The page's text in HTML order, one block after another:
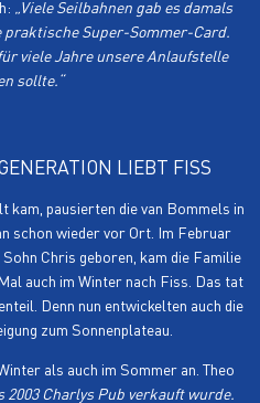
„Viele Seilbahnen gab es damals
Super-Sommer-Card.
viele Jahre unsere Anlaufstelle
sollte.“
LIEBT FISS
kam, pausierten die van Bommels in
schon wieder vor Ort. Im Februar
Chris geboren, kam die Familie
auch im Winter nach Fiss. Das tat
Denn nun entwickelten auch die
zum Sonnenplateau.
als auch im Sommer an. Theo
2003 Charlys Pub verkauft wurde.